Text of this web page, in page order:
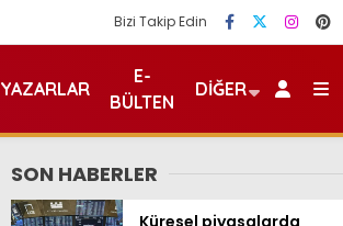
Bizi Takip Edin
YAZARLAR
E-
BÜLTEN
DIĞER
SON HABERLER
Küresel piyasalarda